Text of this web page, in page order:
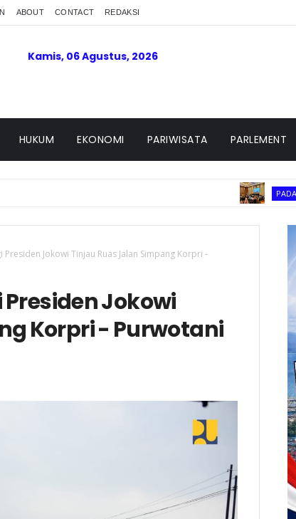
ABOUT CONTACT REDAKSI
Kamis, 06 Agustus, 2026
HUKUM EKONOMI PARIWISATA PARLEMENT
PADANG SUMBAR
Jokowi Tinjau Ruas Jalan Simpang Korpri -
Jokowi
Korpri - Purwotani